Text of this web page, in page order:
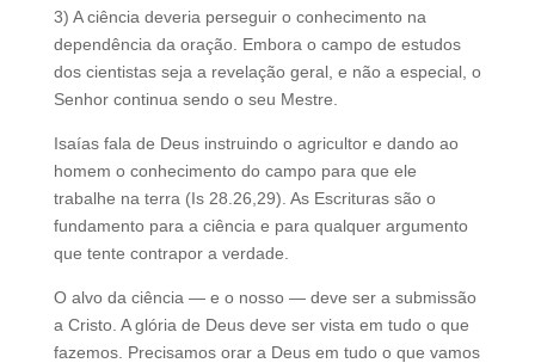
3) A ciência deveria perseguir o conhecimento na
dependência da oração. Embora o campo de estudos
dos cientistas seja a revelação geral, e não a especial, o
Senhor continua sendo o seu Mestre.
Isaías fala de Deus instruindo o agricultor e dando ao
homem o conhecimento do campo para que ele
trabalhe na terra (Is 28.26,29). As Escrituras são o
fundamento para a ciência e para qualquer argumento
que tente contrapor a verdade.
O alvo da ciência — e o nosso — deve ser a submissão
a Cristo. A glória de Deus deve ser vista em tudo o que
fazemos. Precisamos orar a Deus em tudo o que vamos